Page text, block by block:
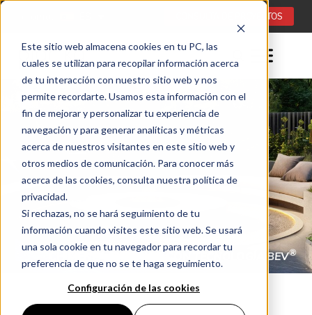
Este sitio web almacena cookies en tu PC, las
cuales se utilizan para recopilar información acerca
de tu interacción con nuestro sitio web y nos
permite recordarte. Usamos esta información con el
fin de mejorar y personalizar tu experiencia de
navegación y para generar analíticas y métricas
acerca de nuestros visitantes en este sitio web y
otros medios de comunicación. Para conocer más
acerca de las cookies, consulta nuestra política de
privacidad.
Si rechazas, no se hará seguimiento de tu
información cuando visites este sitio web. Se usará
una sola cookie en tu navegador para recordar tu
preferencia de que no se te haga seguimiento.
Configuración de las cookies
CONSULTA DE PROYECTOS
CHIMENEA EXTERIOR CON TECNOLOGÍA BEV®